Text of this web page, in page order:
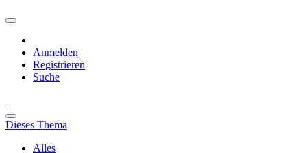
Anmelden
Registrieren
Suche
Dieses Thema
Alles